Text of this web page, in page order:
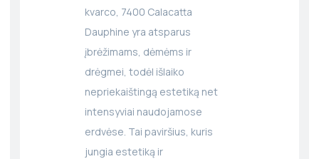
kvarco, 7400 Calacatta
Dauphine yra atsparus
įbrėžimams, dėmėms ir
drėgmei, todėl išlaiko
nepriekaištingą estetiką net
intensyviai naudojamose
erdvėse. Tai paviršius, kuris
jungia estetiką ir